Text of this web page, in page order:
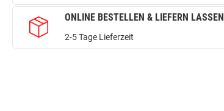
ONLINE BESTELLEN & LIEFERN LASSEN
2-5 Tage Lieferzeit